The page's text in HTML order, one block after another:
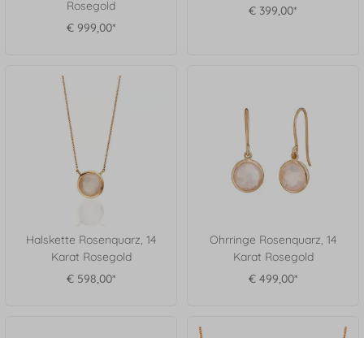
Rosegold
€ 999,00*
€ 399,00*
Halskette Rosenquarz, 14
Karat Rosegold
€ 598,00*
Ohrringe Rosenquarz, 14
Karat Rosegold
€ 499,00*